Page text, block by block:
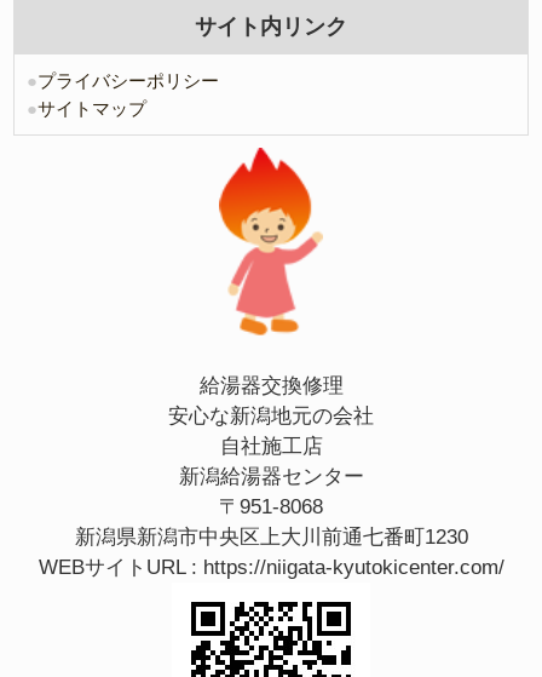
サイト内リンク
●プライバシーポリシー
●サイトマップ
給湯器交換修理
安心な新潟地元の会社
自社施工店
新潟給湯器センター
〒951-8068
新潟県新潟市中央区上大川前通七番町1230
WEBサイトURL : https://niigata-kyutokicenter.com/